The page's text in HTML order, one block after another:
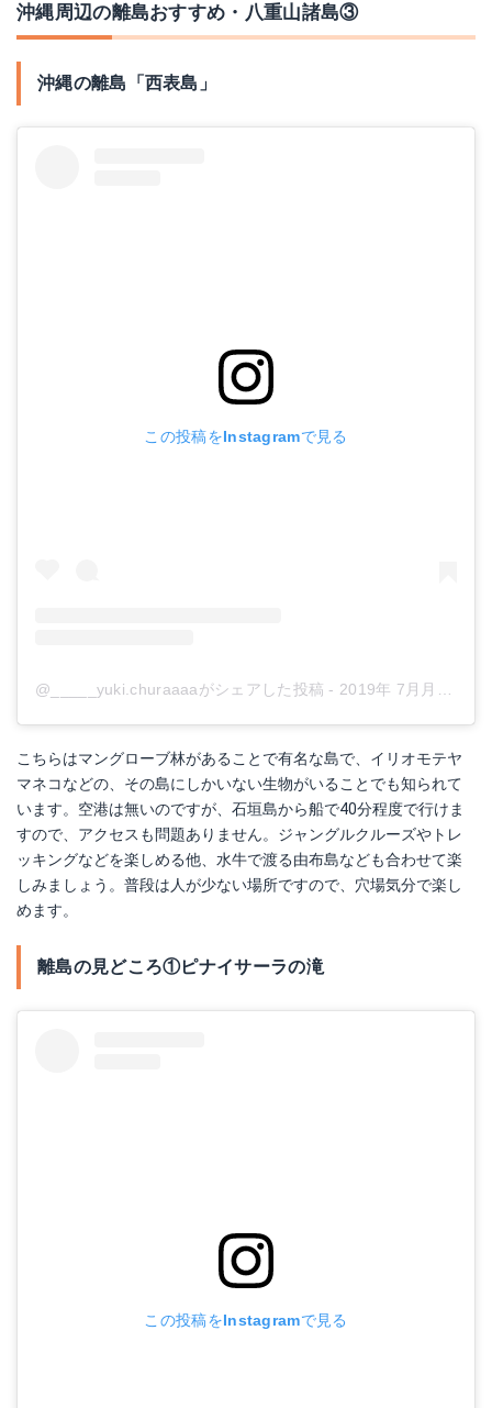
沖縄周辺の離島おすすめ・八重山諸島③
沖縄の離島「西表島」
この投稿をInstagramで見る
@_____yuki.churaaaaがシェアした投稿 - 2019年 7月月6日午後6時22分PDT
こちらはマングローブ林があることで有名な島で、イリオモテヤ
マネコなどの、その島にしかいない生物がいることでも知られて
います。空港は無いのですが、石垣島から船で40分程度で行けま
すので、アクセスも問題ありません。ジャングルクルーズやトレ
ッキングなどを楽しめる他、水牛で渡る由布島なども合わせて楽
しみましょう。普段は人が少ない場所ですので、穴場気分で楽し
めます。
離島の見どころ①ピナイサーラの滝
この投稿をInstagramで見る